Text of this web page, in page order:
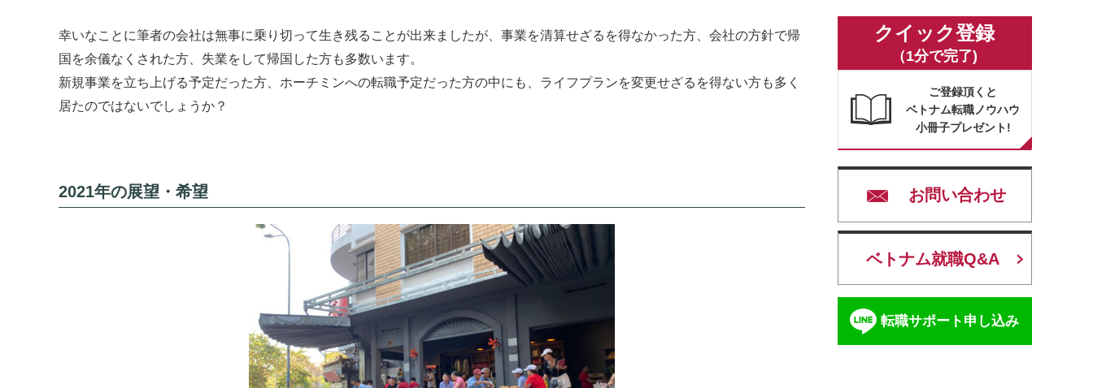
幸いなことに筆者の会社は無事に乗り切って生き残ることが出来ましたが、事業を清算せざるを得なかった方、会社の方針で帰
国を余儀なくされた方、失業をして帰国した方も多数います。
新規事業を立ち上げる予定だった方、ホーチミンへの転職予定だった方の中にも、ライフプランを変更せざるを得ない方も多く
居たのではないでしょうか？
2021年の展望・希望
クイック登録
（1分で完了)
ご登録頂くと
ベトナム転職ノウハウ
小冊子プレゼント!
お問い合わせ
ベトナム就職Q&A
転職サポート申し込み